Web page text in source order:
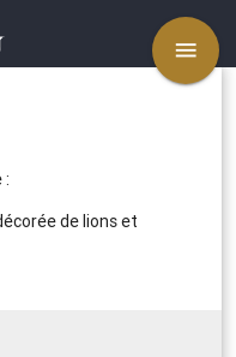
menu
:
de lions et